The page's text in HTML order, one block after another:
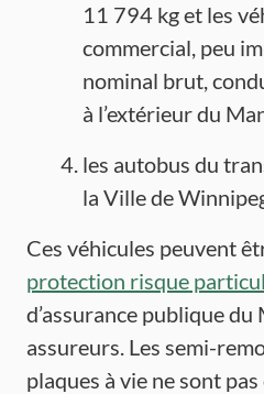
11 794 kg et les
commercial, peu
nominal brut,
à l’extérieur du
les autobus du
la Ville de
Ces véhicules peuvent
protection risque
d’assurance publique du
assureurs. Les semi-
plaques à vie ne sont